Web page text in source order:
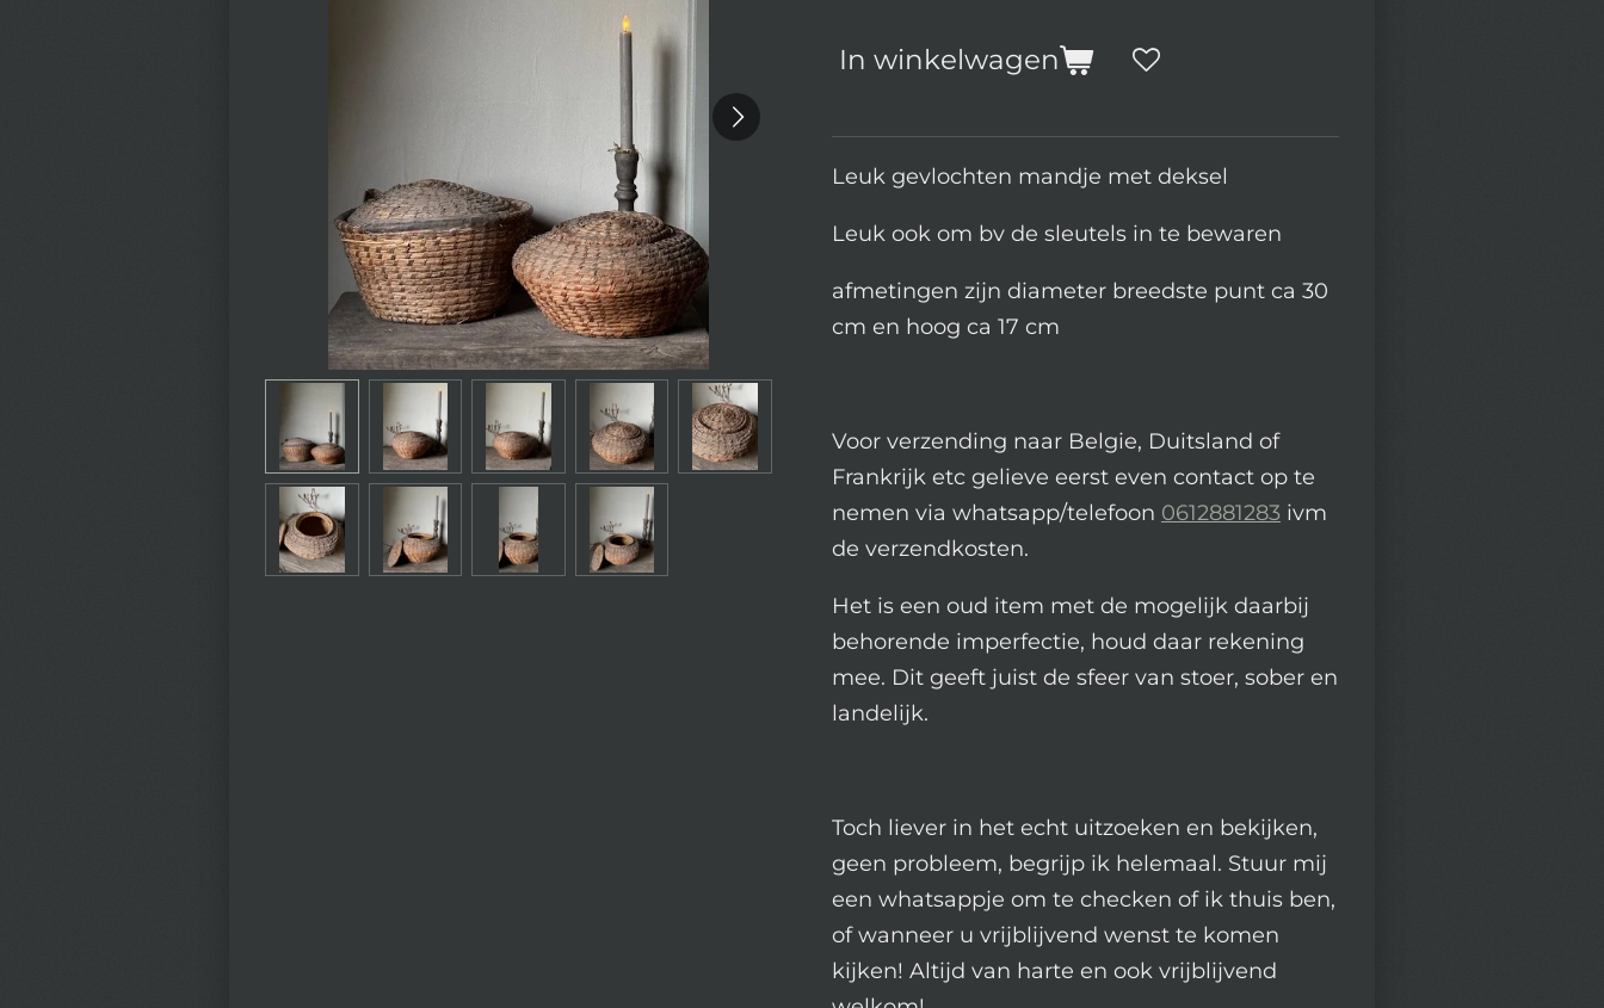
In winkelwagen
Leuk gevlochten mandje met deksel
Leuk ook om bv de sleutels in te bewaren
afmetingen zijn diameter breedste punt ca 30
cm en hoog ca 17 cm
Voor verzending naar Belgie, Duitsland of
Frankrijk etc gelieve eerst even contact op te
nemen via whatsapp/telefoon 0612881283 ivm
de verzendkosten.
Het is een oud item met de mogelijk daarbij
behorende imperfectie, houd daar rekening
mee. Dit geeft juist de sfeer van stoer, sober en
landelijk.
Toch liever in het echt uitzoeken en bekijken,
geen probleem, begrijp ik helemaal. Stuur mij
een whatsappje om te checken of ik thuis ben,
of wanneer u vrijblijvend wenst te komen
kijken! Altijd van harte en ook vrijblijvend